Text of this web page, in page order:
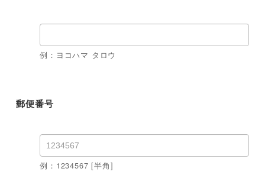
例：ヨコハマ タロウ
郵便番号
例：1234567 [半角]